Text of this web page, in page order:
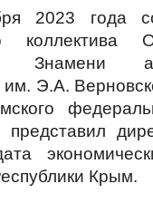
2023 года
коллектива
Знамени
им. Э.А.
Крым.